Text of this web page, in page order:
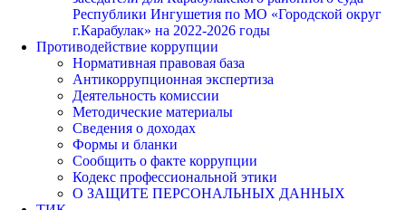
Республики Ингушетия по МО «Городской округ
г.Карабулак» на 2022-2026 годы
Противодействие коррупции
Нормативная правовая база
Антикоррупционная экспертиза
Деятельность комиссии
Методические материалы
Сведения о доходах
Формы и бланки
Сообщить о факте коррупции
Кодекс профессиональной этики
О ЗАЩИТЕ ПЕРСОНАЛЬНЫХ ДАННЫХ